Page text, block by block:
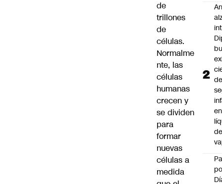
de
trillones
de
células.
Normalme
nte, las
células
humanas
crecen y
se dividen
para
formar
nuevas
células a
medida
de
en
de